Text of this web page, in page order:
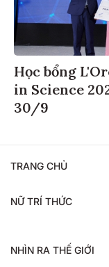
Học bổng
in Science
30/9
TRANG CHỦ
NỮ TRÍ THỨC
NHÌN RA THẾ GIỚI